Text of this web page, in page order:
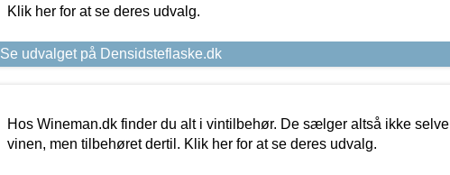
Klik her for at se deres udvalg.
Se udvalget på Densidsteflaske.dk
Hos Wineman.dk finder du alt i vintilbehør. De sælger altså ikke selve
vinen, men tilbehøret dertil. Klik her for at se deres udvalg.